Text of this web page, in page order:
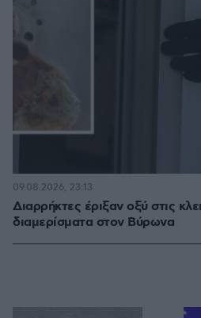
Διαρρήκτες έριξαν οξύ στις
διαμερίσματα στον Βύρωνα
09.08.2026, 23:13